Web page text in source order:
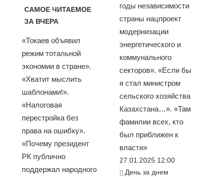
САМОЕ ЧИТАЕМОЕ
ЗА ВЧЕРА
«Токаев объявил
режим тотальной
экономии в стране».
«Хватит мыслить
шаблонами!».
«Налоговая
перестройка без
права на ошибку».
«Почему президент
РК публично
поддержал народного
годы независимости
страны нацпроект
модернизации
энергетического и
коммунального
секторов». «Если бы
я стал министром
сельского хозяйства
Казахстана…». «Там
фамилии всех, кто
был приближен к
власти»
27.01.2025 12:00
День за днем